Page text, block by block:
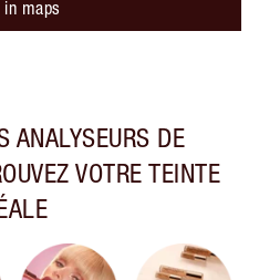
in maps
ANALYSEURS DE
VOTRE TEINTE